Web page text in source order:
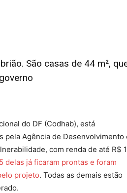
São casas de 44 m²,
do DF (Codhab), está
pela Agência de Desenvolvimento
com renda de até R$
5 delas já ficaram prontas e foram
projeto. Todas as demais estão